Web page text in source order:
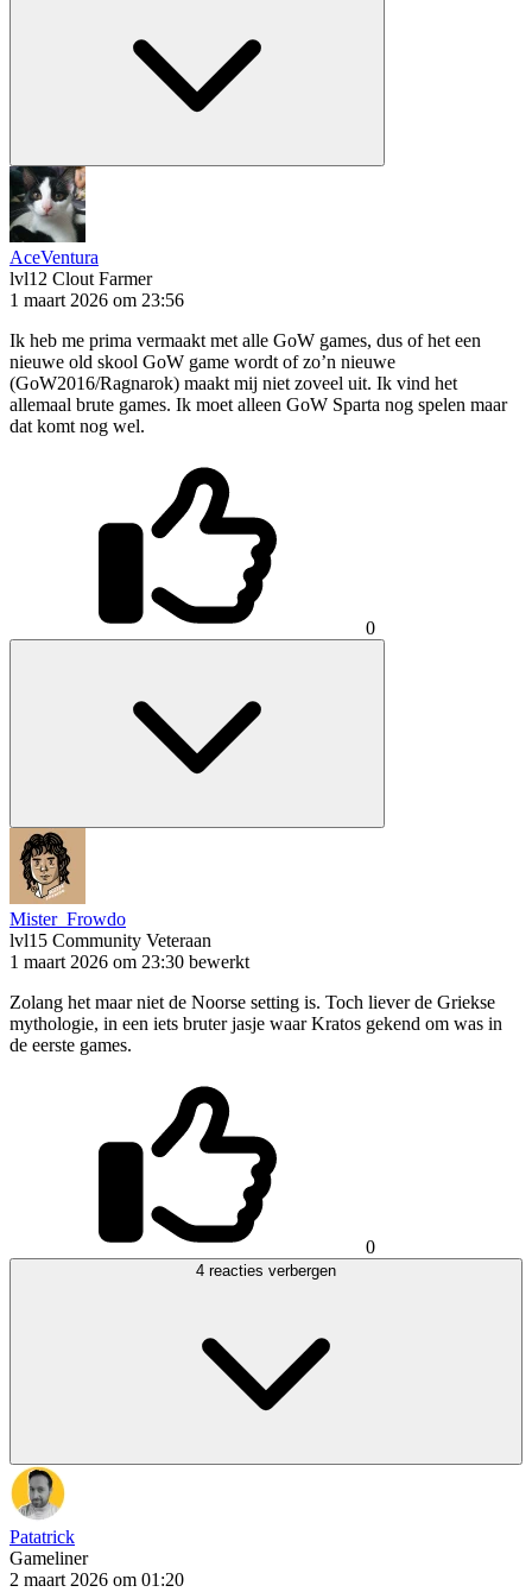
AceVentura
lvl12 Clout Farmer
1 maart 2026 om 23:56
Ik heb me prima vermaakt met alle GoW games, dus of het een
nieuwe old skool GoW game wordt of zo’n nieuwe
(GoW2016/Ragnarok) maakt mij niet zoveel uit. Ik vind het
allemaal brute games. Ik moet alleen GoW Sparta nog spelen maar
dat komt nog wel.
0
Mister_Frowdo
lvl15 Community Veteraan
1 maart 2026 om 23:30 bewerkt
Zolang het maar niet de Noorse setting is. Toch liever de Griekse
mythologie, in een iets bruter jasje waar Kratos gekend om was in
de eerste games.
0
4 reacties verbergen
Patatrick
Gameliner
2 maart 2026 om 01:20